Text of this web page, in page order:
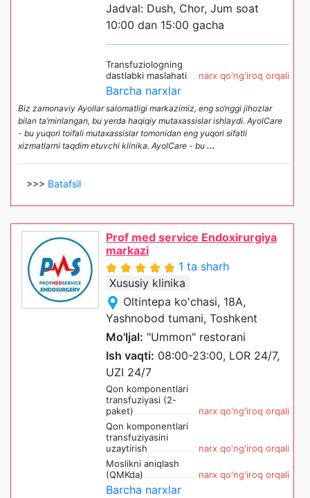
Jadval: Dush, Chor, Jum soat
10:00 dan 15:00 gacha
Transfuziologning
dastlabki maslahati
narx qo'ng'iroq orqali
Barcha narxlar
Biz zamonaviy Ayollar salomatligi markazimiz, eng so‘nggi jihozlar
bilan ta’minlangan, bu yerda haqiqiy mutaxassislar ishlaydi. AyolCare
- bu yuqori toifali mutaxassislar tomonidan eng yuqori sifatli
xizmatlarni taqdim etuvchi klinika. AyolCare - bu ...
>>> Batafsil
Prof med service Endoxirurgiya
markazi
1 ta sharh
Xususiy klinika
Oltintepa ko'chasi, 18A,
Yashnobod tumani, Toshkent
Mo'ljal: "Ummon" restorani
Ish vaqti: 08:00-23:00, LOR 24/7,
UZI 24/7
Qon komponentlari
transfuziyasi (2-
paket)
narx qo'ng'iroq orqali
Qon komponentlari
transfuziyasini
uzaytirish
narx qo'ng'iroq orqali
Moslikni aniqlash
(QMKda)
narx qo'ng'iroq orqali
Barcha narxlar